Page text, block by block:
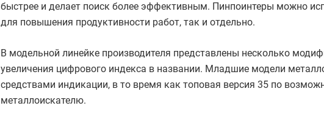
быстрее и делает поиск более эффективным. Пинпоинтеры можно
для повышения продуктивности работ, так и отдельно.
В модельной линейке производителя представлены несколько
увеличения цифрового индекса в названии. Младшие модели
средствами индикации, в то время как топовая версия 35 по
металлоискателю.